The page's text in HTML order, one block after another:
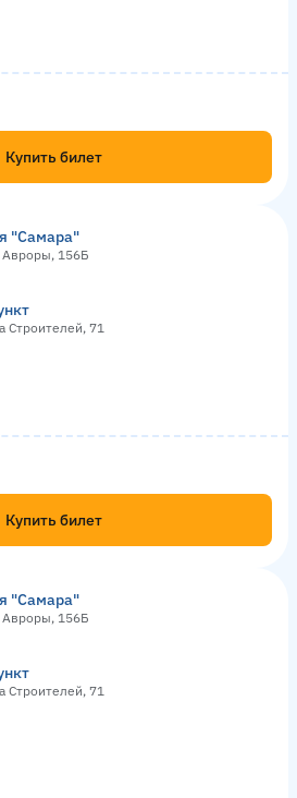
Купить билет
"Самара"
Авроры, 156Б
Строителей, 71
Купить билет
"Самара"
Авроры, 156Б
Строителей, 71